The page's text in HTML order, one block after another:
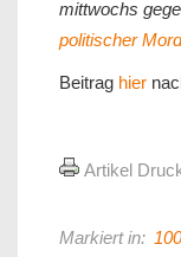
mittwochs
politischer
Beitrag hier
Artikel
Markiert in: